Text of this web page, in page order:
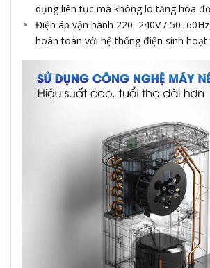
dụng liên tục mà không lo tăng hóa
Điện áp vận hành 220–240V /
hoàn toàn với hệ thống điện sinh hoạt